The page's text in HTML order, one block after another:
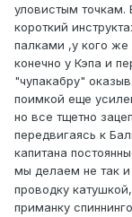
уловистым
короткий
палками ,у кого же
конечно у Кэпа и
"чупакабру"
поимкой еще
но все тщетно
передвигаясь к
капитана
мы делаем не так
проводку
приманку